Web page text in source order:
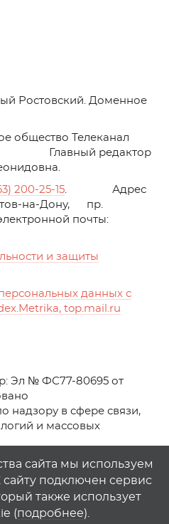
Ростовский. Доменное
общество Телеканал
Главный редактор
200-25-15. Адрес
на-Дону, пр.
почты:
и защиты
данных с
top.mail.ru
Эл № ФС77-80695 от
надзору в сфере связи,
и массовых
(2021-2025)
сайта возможно
на1rostov.tv
сайта мы используем
сайту подключен сервис
также использует
(подробнее).